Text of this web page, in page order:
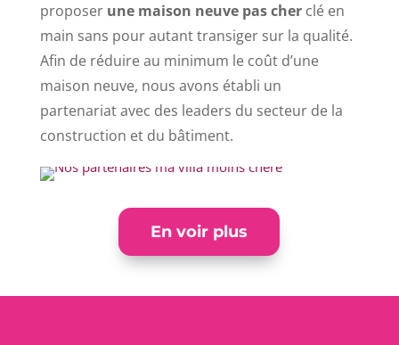
proposer une maison neuve pas cher clé en
main sans pour autant transiger sur la qualité.
Afin de réduire au minimum le coût d’une
maison neuve, nous avons établi un
partenariat avec des leaders du secteur de la
construction et du bâtiment.
En voir plus